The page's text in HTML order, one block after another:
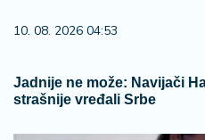
10. 08. 2026 04:53
Jadnije ne može: Navijači
strašnije vređali Srbe